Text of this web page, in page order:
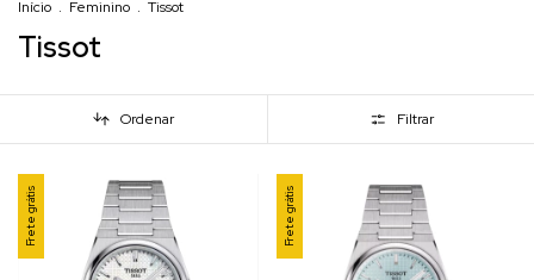
Início . Feminino . Tissot
Tissot
Ordenar Filtrar
Frete grátis Frete grátis